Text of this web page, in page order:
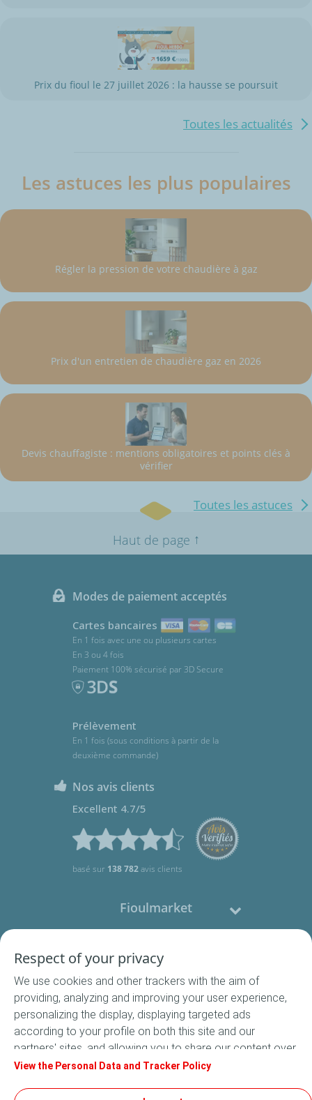
Prix du fioul le 27 juillet 2026 : la hausse se poursuit
Toutes les actualités
Les astuces les plus populaires
Régler la pression de votre chaudière à gaz
Prix d'un entretien de chaudière gaz en 2026
Devis chauffagiste : mentions obligatoires et points clés à
vérifier
Toutes les astuces
Haut de page ↑
Modes de paiement acceptés
Cartes bancaires
En 1 fois avec une ou plusieurs cartes
En 3 ou 4 fois
Paiement 100% sécurisé par 3D Secure
Prélèvement
En 1 fois (sous conditions à partir de la
deuxième commande)
Nos avis clients
Excellent 4.7/5
basé sur 138 782avis clients
Fioulmarket
Nous contacter
Suivez-nous
Respect of your privacy
We use cookies and other trackers with the aim of
providing, analyzing and improving your user experience,
personalizing the display, displaying targeted ads
according to your profile on both this site and our
partners' sites, and allowing you to share our content over
social media. In accordance with French legislation,
View the Personal Data and Tracker Policy